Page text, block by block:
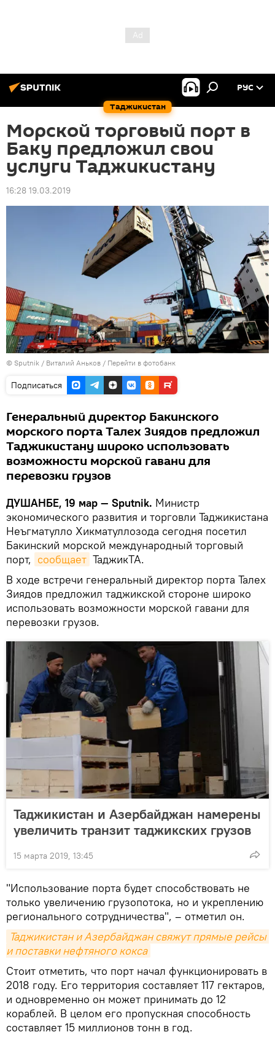
Таджикистан
РУС
Морской торговый порт в
Баку предложил свои
услуги Таджикистану
16:28 19.03.2019
© Sputnik / Виталий Аньков / Перейти в фотобанк
Подписаться
Генеральный директор Бакинского
морского порта Талех Зиядов предложил
Таджикистану широко использовать
возможности морской гавани для
перевозки грузов
ДУШАНБЕ, 19 мар — Sputnik. Министр
экономического развития и торговли Таджикистана
Неъгматулло Хикматуллозода сегодня посетил
Бакинский морской международный торговый
порт, сообщает ТаджикТА.
В ходе встречи генеральный директор порта Талех
Зиядов предложил таджикской стороне широко
использовать возможности морской гавани для
перевозки грузов.
Таджикистан и Азербайджан намерены
увеличить транзит таджикских грузов
15 марта 2019, 13:45
"Использование порта будет способствовать не
только увеличению грузопотока, но и укреплению
регионального сотрудничества", – отметил он.
Таджикистан и Азербайджан свяжут прямые рейсы
и поставки нефтяного кокса
Стоит отметить, что порт начал функционировать в
2018 году. Его территория составляет 117 гектаров,
и одновременно он может принимать до 12
кораблей. В целом его пропускная способность
составляет 15 миллионов тонн в год.